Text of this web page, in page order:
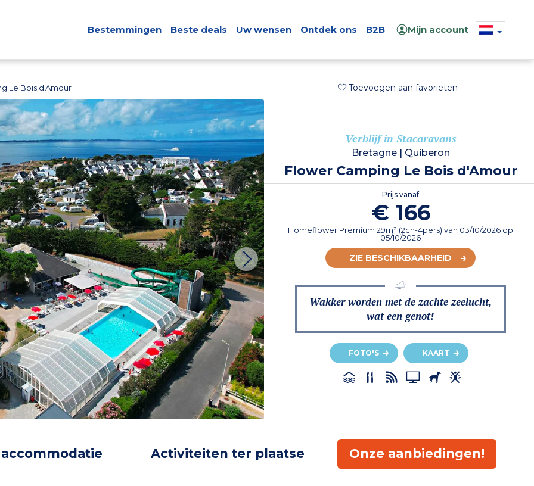
Bestemmingen Beste deals Uw wensen Ontdek ons B2B Mijn account
Le Bois d'Amour Toevoegen aan favorieten
Verblijf in Stacaravans
Bretagne| Quiberon
Flower Camping Le Bois d'Amour
Prijs vanaf
€ 166
Homeflower Premium 29m² (2ch-4pers) van 03/10/2026 op
05/10/2026
ZIE BESCHIKBAARHEID
Wakker worden met de zachte zeelucht,
wat een genot!
FOTO'S KAART
Activiteiten ter plaatse Onze aanbiedingen!